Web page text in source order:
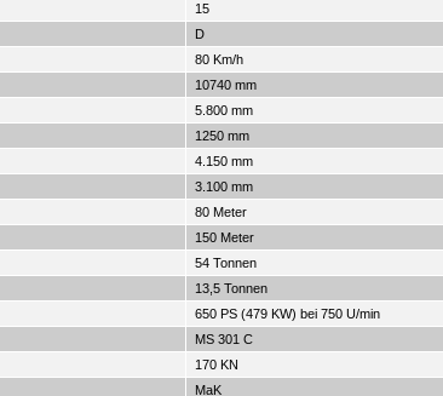
15
D
80 Km/h
10740 mm
5.800 mm
1250 mm
4.150 mm
3.100 mm
80 Meter
150 Meter
54 Tonnen
13,5 Tonnen
650 PS (479 KW) bei 750 U/min
MS 301 C
170 KN
MaK